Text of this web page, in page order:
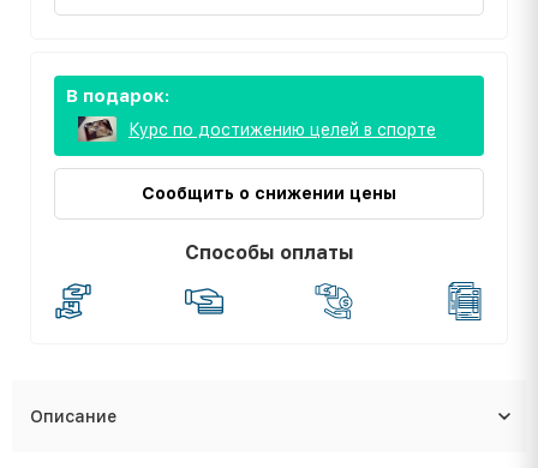
В подарок:
Курс по достижению целей в спорте
Сообщить о снижении цены
Способы оплаты
Описание